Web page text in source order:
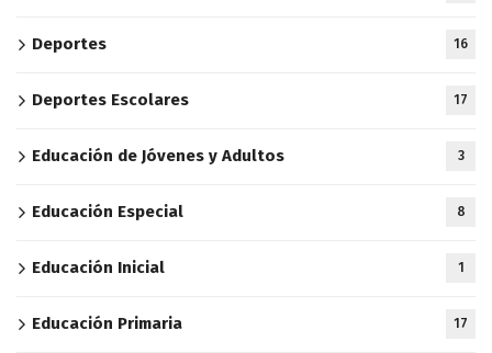
Deportes 16
Deportes Escolares 17
Educación de Jóvenes y Adultos 3
Educación Especial 8
Educación Inicial 1
Educación Primaria 17